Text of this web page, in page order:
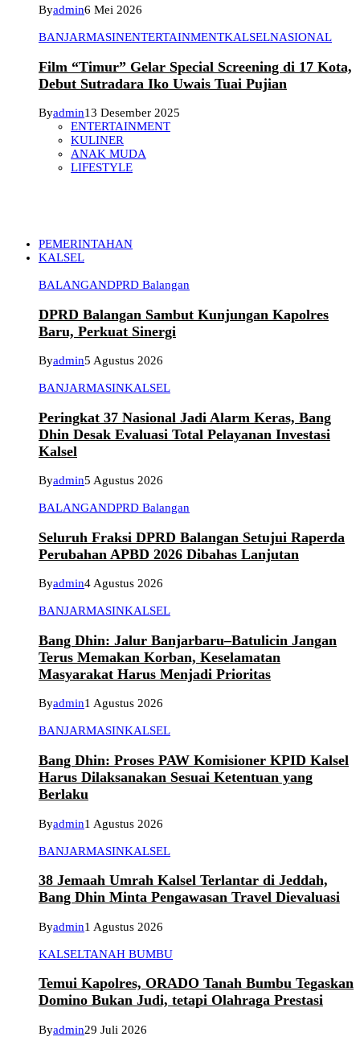
Byadmin6 Mei 2026
BANJARMASINENTERTAINMENTKALSELNASIONAL
Film “Timur” Gelar Special Screening di 17 Kota,
Debut Sutradara Iko Uwais Tuai Pujian
Byadmin13 Desember 2025
ENTERTAINMENT
KULINER
ANAK MUDA
LIFESTYLE
PEMERINTAHAN
KALSEL
BALANGANDPRD Balangan
DPRD Balangan Sambut Kunjungan Kapolres
Baru, Perkuat Sinergi
Byadmin5 Agustus 2026
BANJARMASINKALSEL
Peringkat 37 Nasional Jadi Alarm Keras, Bang
Dhin Desak Evaluasi Total Pelayanan Investasi
Kalsel
Byadmin5 Agustus 2026
BALANGANDPRD Balangan
Seluruh Fraksi DPRD Balangan Setujui Raperda
Perubahan APBD 2026 Dibahas Lanjutan
Byadmin4 Agustus 2026
BANJARMASINKALSEL
Bang Dhin: Jalur Banjarbaru–Batulicin Jangan
Terus Memakan Korban, Keselamatan
Masyarakat Harus Menjadi Prioritas
Byadmin1 Agustus 2026
BANJARMASINKALSEL
Bang Dhin: Proses PAW Komisioner KPID Kalsel
Harus Dilaksanakan Sesuai Ketentuan yang
Berlaku
Byadmin1 Agustus 2026
BANJARMASINKALSEL
38 Jemaah Umrah Kalsel Terlantar di Jeddah,
Bang Dhin Minta Pengawasan Travel Dievaluasi
Byadmin1 Agustus 2026
KALSELTANAH BUMBU
Temui Kapolres, ORADO Tanah Bumbu Tegaskan
Domino Bukan Judi, tetapi Olahraga Prestasi
Byadmin29 Juli 2026